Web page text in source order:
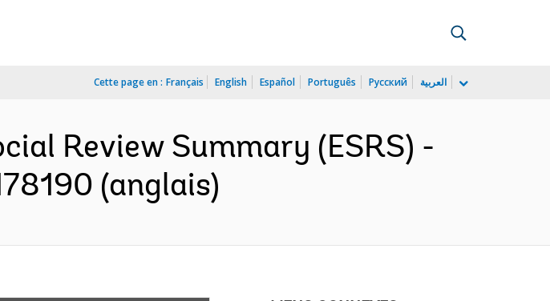
Cette page en : Français English Español Português Русский العربية
Review Summary (ESRS) -
(anglais)